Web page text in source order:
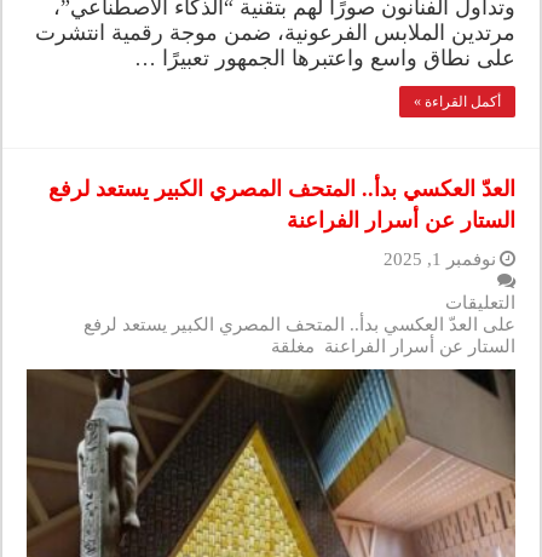
وتداول الفنانون صورًا لهم بتقنية “الذكاء الاصطناعي”،
مرتدين الملابس الفرعونية، ضمن موجة رقمية انتشرت
على نطاق واسع واعتبرها الجمهور تعبيرًا …
أكمل القراءة »
العدّ العكسي بدأ.. المتحف المصري الكبير يستعد لرفع
الستار عن أسرار الفراعنة
نوفمبر 1, 2025
التعليقات
على العدّ العكسي بدأ.. المتحف المصري الكبير يستعد لرفع
الستار عن أسرار الفراعنة مغلقة